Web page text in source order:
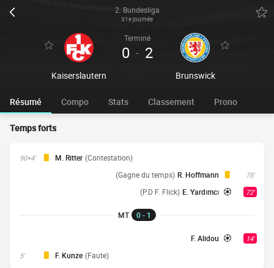
2. Bundesliga
31e journée
Kaiserslautern
Terminé
0 - 2
Brunswick
Résumé Compo Stats Classement Prono
Temps forts
90+4' M. Ritter (Contestation)
75'
R. Hoffmann
(Gagne du temps)
72'
E. Yardımcı
(P.D F. Flick)
MT 0 - 1
14'
F. Alidou
5' F. Kunze (Faute)